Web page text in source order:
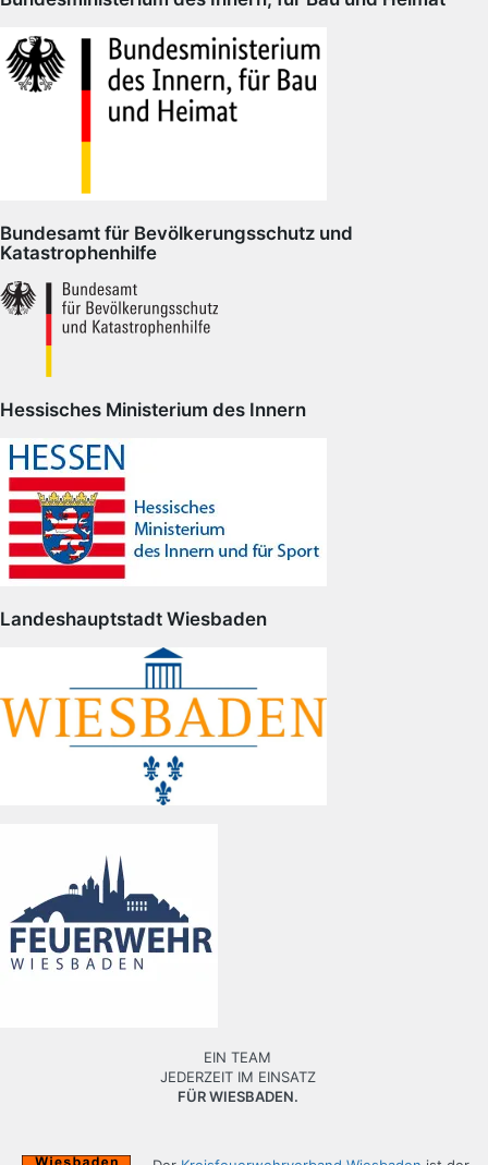
Bundesamt für Bevölkerungsschutz und
Katastrophenhilfe
Hessisches Ministerium des Innern
Landeshauptstadt Wiesbaden
EIN TEAM
JEDERZEIT IM EINSATZ
FÜR WIESBADEN.